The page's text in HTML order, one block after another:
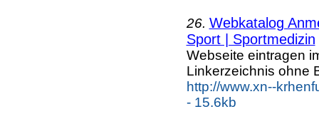
26. Webkatalog
Sport | Sportmedizin
Webseite eintragen
Linkerzeichnis ohne
http://www.xn--
- 15.6kb